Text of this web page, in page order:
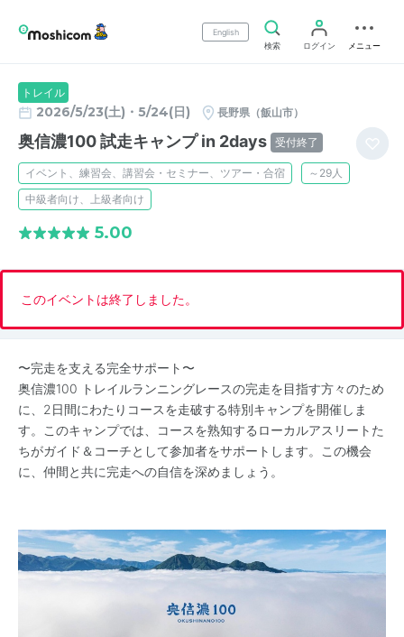
English
検索
ログイン メニュー
トレイル
2026/5/23(土)・5/24(日) 長野県（飯山市）
奥信濃100 試走キャンプ in 2days 受付終了
イベント、練習会、講習会・セミナー、ツアー・合宿
～29人
中級者向け、上級者向け
5.00
このイベントは終了しました。
〜完走を支える完全サポート〜
奥信濃100 トレイルランニングレースの完走を目指す方々のため
に、2日間にわたりコースを走破する特別キャンプを開催しま
す。このキャンプでは、コースを熟知するローカルアスリートた
ちがガイド＆コーチとして参加者をサポートします。この機会
に、仲間と共に完走への自信を深めましょう。